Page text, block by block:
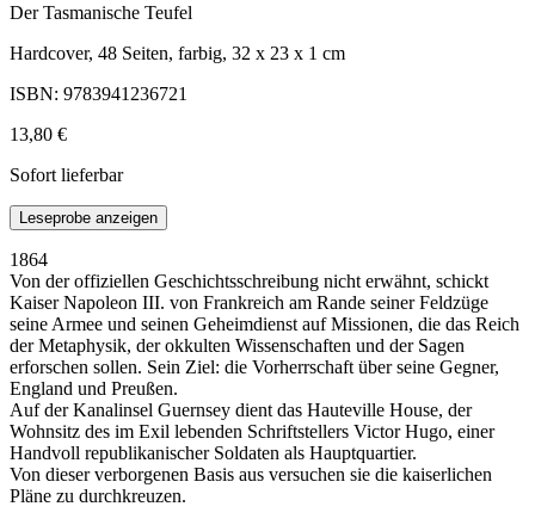
Der Tasmanische Teufel
Hardcover, 48 Seiten, farbig, 32 x 23 x 1 cm
ISBN: 9783941236721
13,80 €
Sofort lieferbar
Leseprobe anzeigen
1864
Von der offiziellen Geschichtsschreibung nicht erwähnt, schickt
Kaiser Napoleon III. von Frankreich am Rande seiner Feldzüge
seine Armee und seinen Geheimdienst auf Missionen, die das Reich
der Metaphysik, der okkulten Wissenschaften und der Sagen
erforschen sollen. Sein Ziel: die Vorherrschaft über seine Gegner,
England und Preußen.
Auf der Kanalinsel Guernsey dient das Hauteville House, der
Wohnsitz des im Exil lebenden Schriftstellers Victor Hugo, einer
Handvoll republikanischer Soldaten als Hauptquartier.
Von dieser verborgenen Basis aus versuchen sie die kaiserlichen
Pläne zu durchkreuzen.